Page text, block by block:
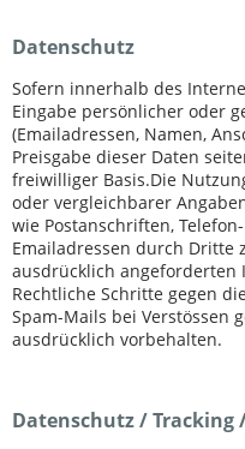
Datenschutz
Sofern innerhalb des
Eingabe persönlicher oder
(Emailadressen, Namen,
Preisgabe dieser Daten
freiwilliger Basis.Die
oder vergleichbarer
wie Postanschriften,
Emailadressen durch Dritte
ausdrücklich
Rechtliche Schritte gegen
Spam-Mails bei Verstössen
ausdrücklich vorbehalten.
Datenschutz / Tracking